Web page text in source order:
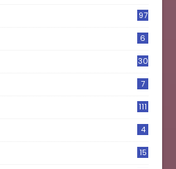
97
6
30
7
111
4
15